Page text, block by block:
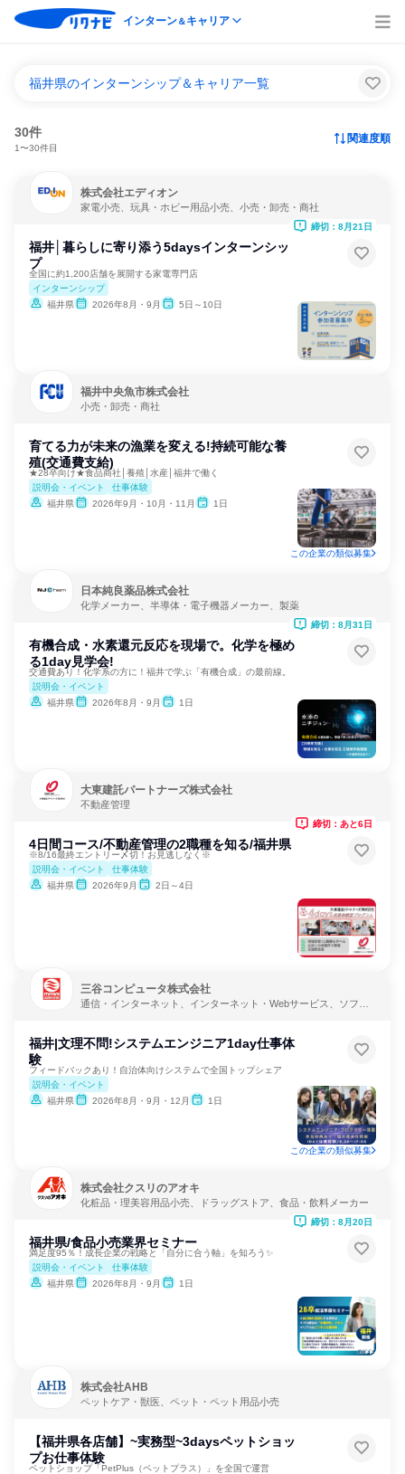
インターン＆キャリア
福井県のインターンシップ＆キャリア一覧
30件
1〜30件目
関連度順
株式会社エディオン
家電小売、玩具・ホビー用品小売、小売・卸売・商社
福井│暮らしに寄り添う5daysインターンシッ
プ
全国に約1,200店舗を展開する家電専門店
インターンシップ
福井県
2026年8月・9月 5日～10日
締切：8月21日
福井中央魚市株式会社
小売・卸売・商社
育てる力が未来の漁業を変える!持続可能な養
殖(交通費支給)
★28卒向け★食品商社│養殖│水産│福井で働く
説明会・イベント
仕事体験
福井県
2026年9月・10月・11月 1日
この企業の類似募集
日本純良薬品株式会社
化学メーカー、半導体・電子機器メーカー、製薬
有機合成・水素還元反応を現場で。化学を極め
る1day見学会!
交通費あり！化学系の方に！福井で学ぶ「有機合成」の最前線。
説明会・イベント
福井県
2026年8月・9月 1日
締切：8月31日
大東建託パートナーズ株式会社
不動産管理
4日間コース/不動産管理の2職種を知る/福井県
※8/16最終エントリー〆切！お見逃しなく※
説明会・イベント
仕事体験
福井県
2026年9月 2日～4日
締切：あと6日
三谷コンピュータ株式会社
通信・インターネット、インターネット・Webサービス、ソフト
福井|文理不問!システムエンジニア1day仕事体
験
フィードバックあり！自治体向けシステムで全国トップシェア
説明会・イベント
福井県
2026年8月・9月・12月 1日
この企業の類似募集
株式会社クスリのアオキ
化粧品・理美容用品小売、ドラッグストア、食品・飲料メーカー
福井県/食品小売業界セミナー
満足度95％！成長企業の戦略と「自分に合う軸」を知ろう✨
説明会・イベント
仕事体験
福井県
2026年8月・9月 1日
締切：8月20日
株式会社AHB
ペットケア・獣医、ペット・ペット用品小売
【福井県各店舗】~実務型~3daysペットショッ
プお仕事体験
ペットショップ「PetPlus（ペットプラス）」を全国で運営